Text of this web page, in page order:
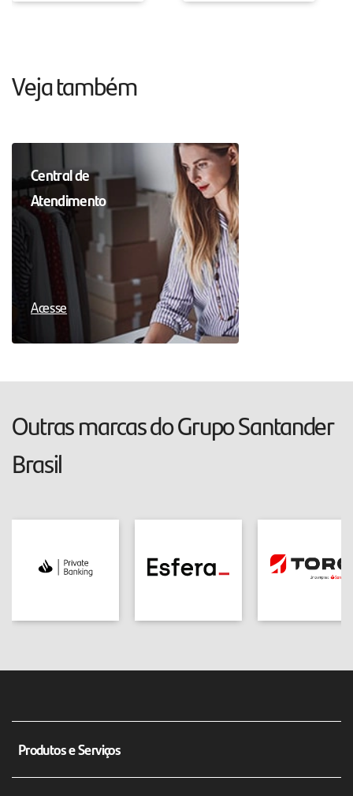
Veja também
Central de
Atendimento
Acesse
Outras marcas do Grupo Santander
Brasil
Produtos e Serviços